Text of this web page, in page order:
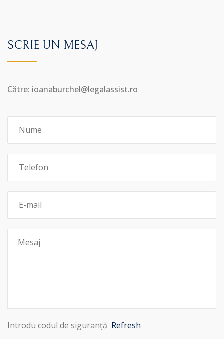
SCRIE UN MESAJ
Către: ioanaburchel@legalassist.ro
Introdu codul de siguranță Refresh